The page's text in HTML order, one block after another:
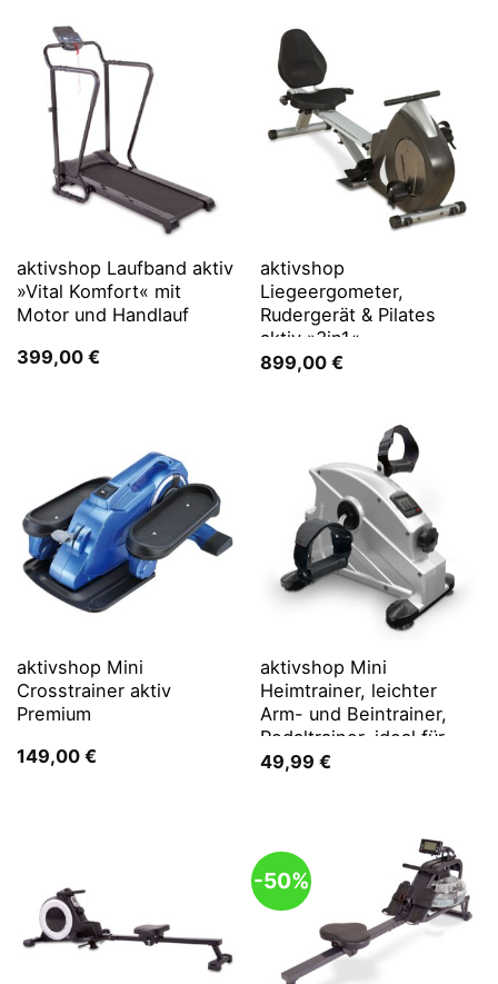
aktivshop Laufband aktiv
»Vital Komfort« mit
Motor und Handlauf
399,00 €
aktivshop
Liegeergometer,
Rudergerät & Pilates
aktiv »3in1«
899,00 €
aktivshop Mini
Crosstrainer aktiv
Premium
149,00 €
aktivshop Mini
Heimtrainer, leichter
Arm- und Beintrainer,
Pedaltrainer, ideal für
Senioren
49,99 €
-50%